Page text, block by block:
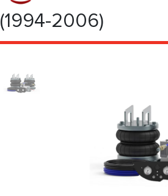
(1994-2006)